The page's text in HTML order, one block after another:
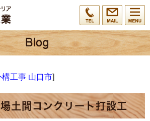
構工事 山口市]
土間コンクリート打設工